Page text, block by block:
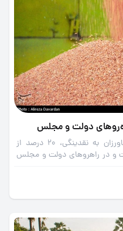
دولت و مجلس
با وجود آغاز فصل کشت و نیاز کشاورزان به نقدینگی، 20 درصد از
و در راهرو‌های دولت و مجلس